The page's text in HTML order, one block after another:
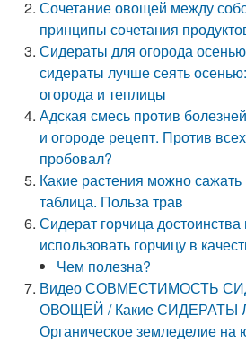
Сочетание овощей между
принципы сочетания
Сидераты для огорода
сидераты лучше сеять
огорода и теплицы
Адская смесь против
и огороде рецепт. Против
пробовал?
Какие растения можно сажать
таблица. Польза трав
Сидерат горчица достоинства
использовать горчицу в
Чем полезна?
Видео СОВМЕСТИМОСТЬ
ОВОЩЕЙ / Какие СИДЕРАТЫ
Органическое земледелие на